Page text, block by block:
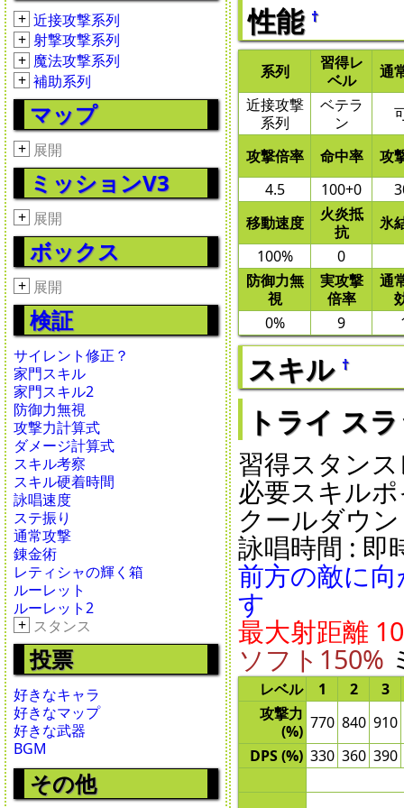
+ 近接攻撃系列
+ 射撃攻撃系列
+ 魔法攻撃系列
+ 補助系列
マップ
+ 展開
ミッションV3
+ 展開
ボックス
+ 展開
検証
サイレント修正？
家門スキル
家門スキル2
防御力無視
攻撃力計算式
ダメージ計算式
スキル考察
スキル硬着時間
詠唱速度
ステ振り
通常攻撃
錬金術
レティシャの輝く箱
ルーレット
ルーレット2
+ スタンス
投票
好きなキャラ
好きなマップ
好きな武器
BGM
その他
性能 †
系列
習得レ
ベル
通
近接攻撃
系列
ベテラ
ン
攻撃倍率 命中率
攻
4.5
100+0
移動速度
火炎抵
抗
氷
100%
0
防御力無
視
実攻撃
倍率
通
0%
9
スキル †
トライ ス
習得スタン
必要スキル
クールダウ
詠唱時間 : 即
前方の敵に
す
最大射距離
ソフト150%
レベル 1 2
3
攻撃力
(%) 770 840 910
DPS (%) 330 360 390